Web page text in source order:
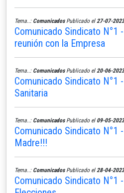
Tema..: ComunicadosPublicado el 27-07-2023
Comunicado Sindicato N°1
reunión con la Empresa
Tema..: ComunicadosPublicado el 20-06-2023
Comunicado Sindicato N°1
Sanitaria
Tema..: ComunicadosPublicado el 09-05-2023
Comunicado Sindicato N°1
Madre!!!
Tema..: ComunicadosPublicado el 28-04-2023
Comunicado Sindicato N°1